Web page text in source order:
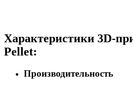
Характеристики 3D-
Pellet:
Производительность